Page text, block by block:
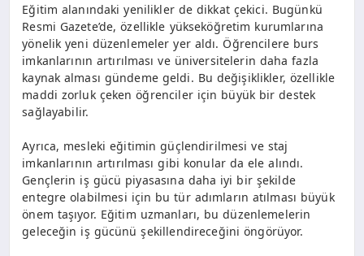
Eğitim alanındaki yenilikler de dikkat çekici. Bugünkü
Resmi Gazete’de, özellikle yükseköğretim kurumlarına
yönelik yeni düzenlemeler yer aldı. Öğrencilere burs
imkanlarının artırılması ve üniversitelerin daha fazla
kaynak alması gündeme geldi. Bu değişiklikler, özellikle
maddi zorluk çeken öğrenciler için büyük bir destek
sağlayabilir.
Ayrıca, mesleki eğitimin güçlendirilmesi ve staj
imkanlarının artırılması gibi konular da ele alındı.
Gençlerin iş gücü piyasasına daha iyi bir şekilde
entegre olabilmesi için bu tür adımların atılması büyük
önem taşıyor. Eğitim uzmanları, bu düzenlemelerin
geleceğin iş gücünü şekillendireceğini öngörüyor.